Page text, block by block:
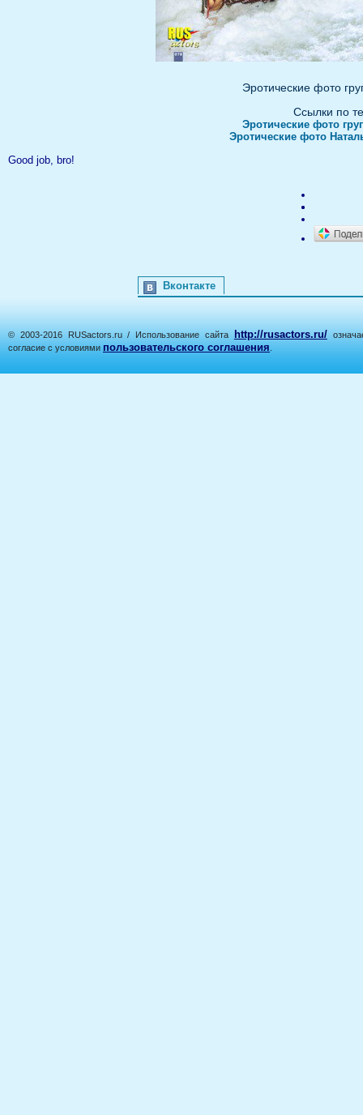
Эротические фото
Ссылки по
Эротические фото
Эротические фото
Good job, bro!
Вконтакте
© 2003-2016 RUSactors.ru / Использование сайта http://rusactors.ru/
согласие с условиями пользовательского соглашения